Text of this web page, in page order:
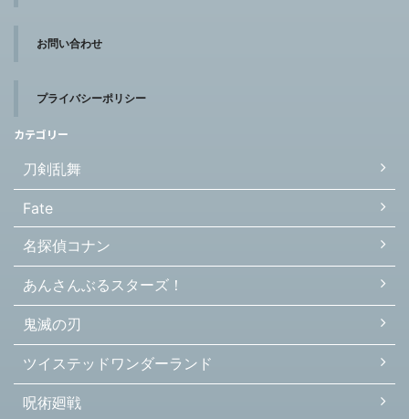
お問い合わせ
プライバシーポリシー
カテゴリー
刀剣乱舞
Fate
名探偵コナン
あんさんぶるスターズ！
鬼滅の刃
ツイステッドワンダーランド
呪術廻戦